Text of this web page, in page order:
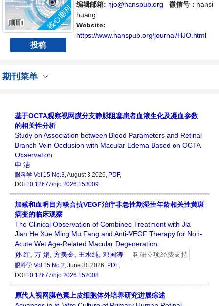
投稿
体，旨在给世界范围内的科学家、学者、科研
人员提供一个传播、分享和讨论眼科学领域内
不同方向问题与发展的交流平台。
编辑邮箱: hjo@hanspub.org 微信号： hansi-
huang
Website:
https://www.hanspub.org/journal/HJO.html
期刊菜单
基于OCTA观察视网膜分支静脉阻塞患者血液生化及凝血参数
的相关性分析
Study on Association between Blood Parameters and Retinal
Branch Vein Occlusion with Macular Edema Based on OCTA
Observation
申 洁
眼科学 Vol.15 No.3, August 3 2026, PDF,
DOI:10.12677/hjo.2026.153009
加减和血明目方联合抗VEGF治疗非急性期湿性年龄相关性黄斑
病变的临床观察
The Clinical Observation of Combined Treatment with Jia
Jian He Xue Ming Mu Fang and Anti-VEGF Therapy for Non-
Acute Wet Age-Related Macular Degeneration
孙 红 万 娟 方美金 王水纯 邓国涛 科研立项经费支持
眼科学 Vol.15 No.2, June 30 2026, PDF,
DOI:10.12677/hjo.2026.152008
原代人视网膜色素上皮细胞体外培养研究进展综述